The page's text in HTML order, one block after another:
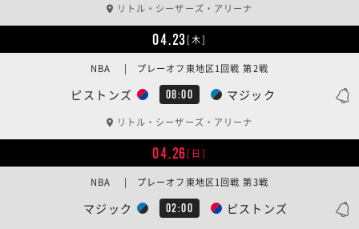
リトル・シーザーズ・アリーナ
04.23[木]
ピストンズ 08:00 マジック
NBA | プレーオフ東地区1回戦 第2戦
リトル・シーザーズ・アリーナ
04.26[日]
マジック 02:00 ピストンズ
NBA | プレーオフ東地区1回戦 第3戦